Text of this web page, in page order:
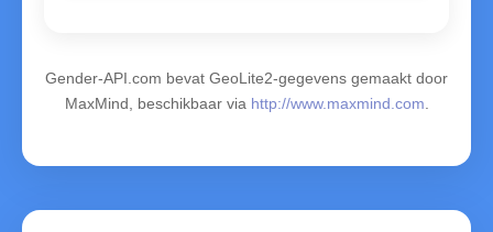
Gender-API.com bevat GeoLite2-gegevens gemaakt door
MaxMind, beschikbaar via http://www.maxmind.com